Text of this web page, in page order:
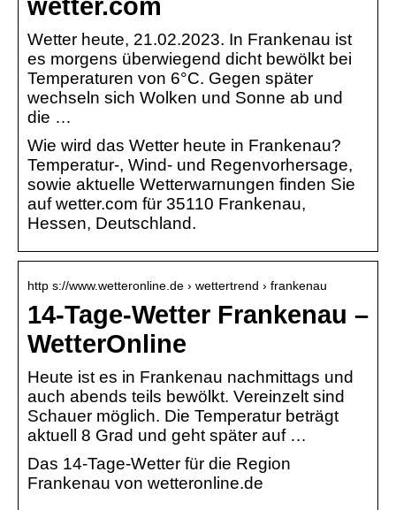
wetter.com
Wetter heute, 21.02.2023. In Frankenau ist
es morgens überwiegend dicht bewölkt bei
Temperaturen von 6°C. Gegen später
wechseln sich Wolken und Sonne ab und
die …
Wie wird das Wetter heute in Frankenau?
Temperatur-, Wind- und Regenvorhersage,
sowie aktuelle Wetterwarnungen finden Sie
auf wetter.com für 35110 Frankenau,
Hessen, Deutschland.
http s://www.wetteronline.de › wettertrend › frankenau
14-Tage-Wetter Frankenau –
WetterOnline
Heute ist es in Frankenau nachmittags und
auch abends teils bewölkt. Vereinzelt sind
Schauer möglich. Die Temperatur beträgt
aktuell 8 Grad und geht später auf …
Das 14-Tage-Wetter für die Region
Frankenau von wetteronline.de